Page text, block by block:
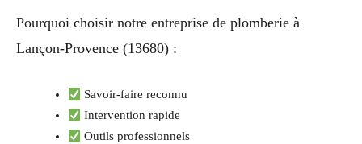
Pourquoi choisir notre entreprise de plomberie à
Lançon-Provence (13680) :
Savoir-faire reconnu
Intervention rapide
Outils professionnels